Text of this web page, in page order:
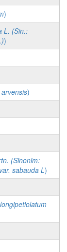
)
L. (Sin.:
)
)
(Sinonim:
sabauda L)